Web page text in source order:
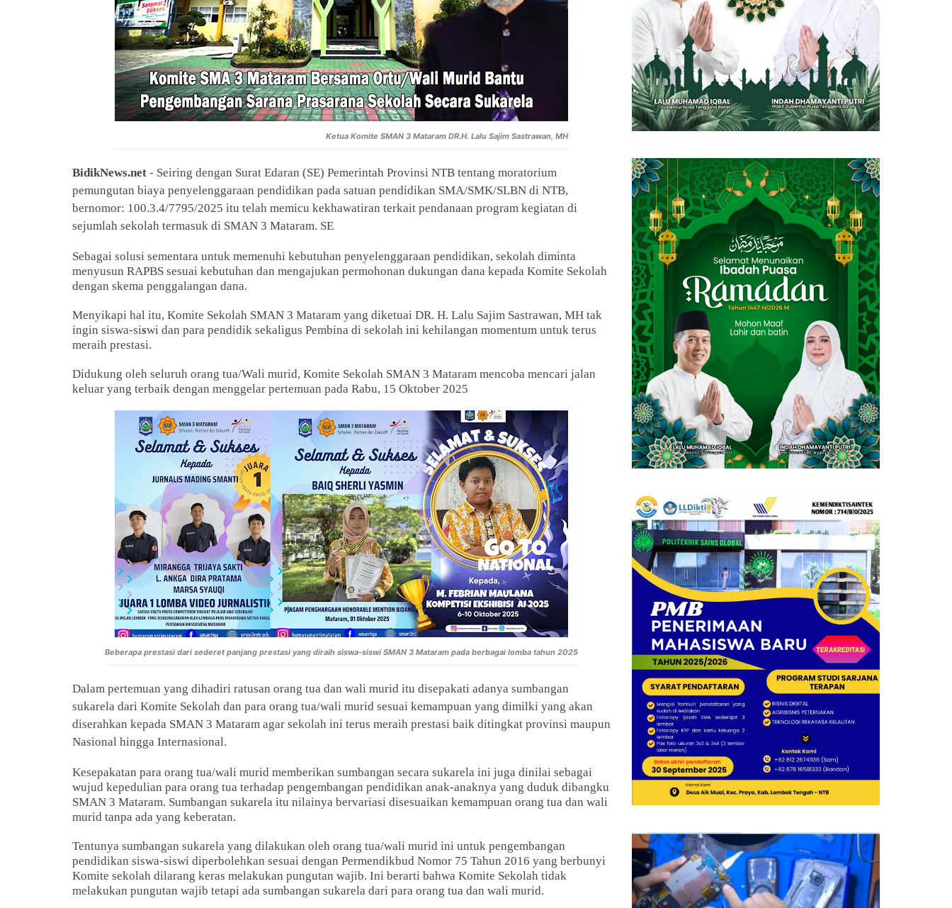
Ketua Komite SMAN 3 Mataram DR.H. Lalu Sajim Sastrawan, MH
BidikNews.net - Seiring dengan Surat Edaran (SE) Pemerintah Provinsi NTB tentang moratorium
pemungutan biaya penyelenggaraan pendidikan pada satuan pendidikan SMA/SMK/SLBN di NTB,
bernomor: 100.3.4/7795/2025 itu telah memicu kekhawatiran terkait pendanaan program kegiatan di
sejumlah sekolah termasuk di SMAN 3 Mataram. SE
Sebagai solusi sementara untuk memenuhi kebutuhan penyelenggaraan pendidikan, sekolah diminta
menyusun RAPBS sesuai kebutuhan dan mengajukan permohonan dukungan dana kepada Komite Sekolah
dengan skema penggalangan dana.
Menyikapi hal itu, Komite Sekolah SMAN 3 Mataram yang diketuai DR. H. Lalu Sajim Sastrawan, MH tak
ingin siswa-siswi dan para pendidik sekaligus Pembina di sekolah ini kehilangan momentum untuk terus
meraih prestasi.
Didukung oleh seluruh orang tua/Wali murid, Komite Sekolah SMAN 3 Mataram mencoba mencari jalan
keluar yang terbaik dengan menggelar pertemuan pada Rabu, 15 Oktober 2025
Beberapa prestasi dari sederet panjang prestasi yang diraih siswa-siswi SMAN 3 Mataram pada berbagai lomba tahun 2025
Dalam pertemuan yang dihadiri ratusan orang tua dan wali murid itu disepakati adanya sumbangan
sukarela dari Komite Sekolah dan para orang tua/wali murid sesuai kemampuan yang dimilki yang akan
diserahkan kepada SMAN 3 Mataram agar sekolah ini terus meraih prestasi baik ditingkat provinsi maupun
Nasional hingga Internasional.
Kesepakatan para orang tua/wali murid memberikan sumbangan secara sukarela ini juga dinilai sebagai
wujud kepedulian para orang tua terhadap pengembangan pendidikan anak-anaknya yang duduk dibangku
SMAN 3 Mataram. Sumbangan sukarela itu nilainya bervariasi disesuaikan kemampuan orang tua dan wali
murid tanpa ada yang keberatan.
Tentunya sumbangan sukarela yang dilakukan oleh orang tua/wali murid ini untuk pengembangan
pendidikan siswa-siswi diperbolehkan sesuai dengan Permendikbud Nomor 75 Tahun 2016 yang berbunyi
Komite sekolah dilarang keras melakukan pungutan wajib. Ini berarti bahwa Komite Sekolah tidak
melakukan pungutan wajib tetapi ada sumbangan sukarela dari para orang tua dan wali murid.